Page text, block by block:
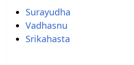
Surayudha
Vadhasnu
Srikahasta